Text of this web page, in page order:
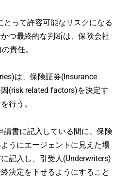
とって許容可能なリスクになる
つ最終的な判断は、保険会社
責任。
は、保険証券(Insurance
(risk related factors)を決定す
行う。
請書に記入している間に、保険
うにエージェントに見えた場
記入し、引受人(Underwriters)
決定を下せるようにすること